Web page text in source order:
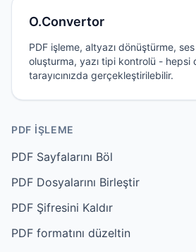
O.Convertor
PDF işleme, altyazı dönüştürme,
oluşturma, yazı tipi kontrolü - hepsi
tarayıcınızda gerçekleştirilebilir.
PDF İŞLEME
PDF Sayfalarını Böl
PDF Dosyalarını Birleştir
PDF Şifresini Kaldır
PDF formatını düzeltin